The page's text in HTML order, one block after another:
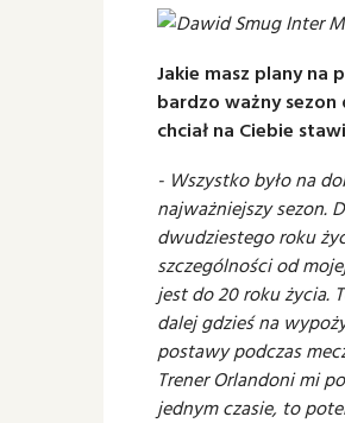
Jakie masz plany na
bardzo ważny sezon
chciał na Ciebie
- Wszystko było na
najważniejszy sezon.
dwudziestego roku
szczególności od
jest do 20 roku życia.
dalej gdzieś na
postawy podczas
Trener Orlandoni mi
jednym czasie, to